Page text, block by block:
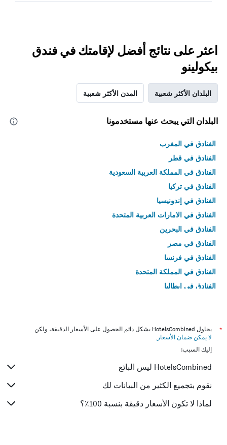
اعثر على نتائج أفضل لإقامتك في فندق
بيكولينو
البلدان الأكثر شعبية المدن الأكثر شعبية
البلدان التي يبحث عنها مستخدمونا
الفنادق في المغرب
الفنادق في قطر
الفنادق في المملكة العربية السعودية
الفنادق في تركيا
الفنادق في إندونيسيا
الفنادق في الامارات العربية المتحدة
الفنادق في البحرين
الفنادق في مصر
الفنادق في فرنسا
الفنادق في المملكة المتحدة
الفنادق في إيطاليا
*
يحاول HotelsCombined بشكل دائم الحصول على الأسعار الدقيقة، ولكن
لا يمكن ضمان الأسعار .
إليك السبب:
HotelsCombined ليس البائع
نقوم بتجميع الكثير من البيانات لك
لماذا لا تكون الأسعار دقيقة بنسبة 100٪؟